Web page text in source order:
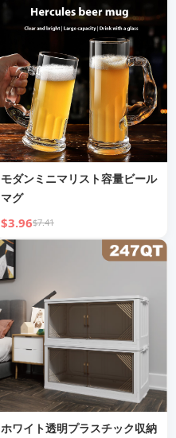
wholesale
モダンミニマリスト容量ビール
マグ
$3.96$7.41
ホワイト透明プラスチック収納